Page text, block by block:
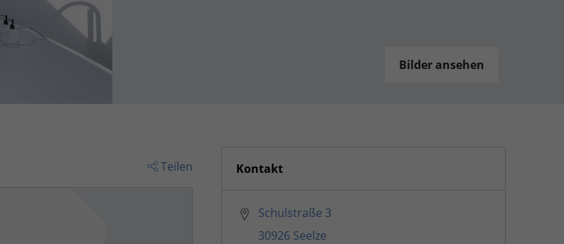
Bilder ansehen
Teilen Kontakt
Schulstraße 3
30926 Seelze